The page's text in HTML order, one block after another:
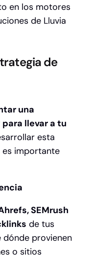
en los motores
de Lluvia
de
una
llevar a tu
esta
es importante
SEMrush
de tus
provienen
o sitios